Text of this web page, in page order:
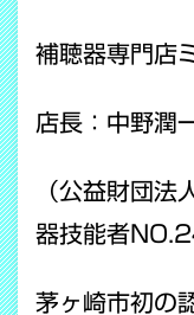
補聴器専門店
店長：中野潤
（公益財団法
器技能者
茅ヶ崎市初の